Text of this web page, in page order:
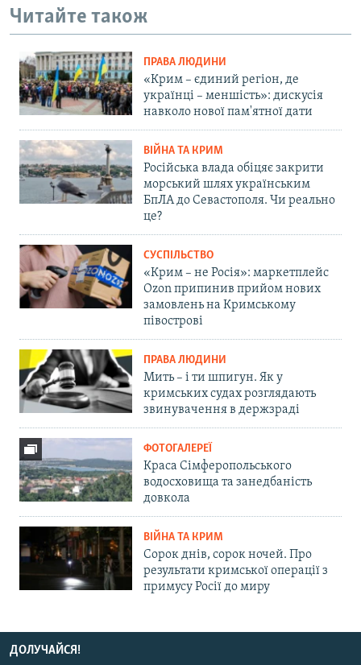
Читайте також
ПРАВА ЛЮДИНИ
«Крим – єдиний регіон, де
українці – меншість»: дискусія
навколо нової пам'ятної дати
ВІЙНА ТА КРИМ
Російська влада обіцяє закрити
морський шлях українським
БпЛА до Севастополя. Чи реально
це?
СУСПІЛЬСТВО
«Крим – не Росія»: маркетплейс
Ozon припинив прийом нових
замовлень на Кримському
півострові
ПРАВА ЛЮДИНИ
Мить – і ти шпигун. Як у
кримських судах розглядають
звинувачення в держзраді
ФОТОГАЛЕРЕЇ
Краса Сімферопольського
водосховища та занедбаність
довкола
ВІЙНА ТА КРИМ
Сорок днів, сорок ночей. Про
результати кримської операції з
примусу Росії до миру
ДОЛУЧАЙСЯ!